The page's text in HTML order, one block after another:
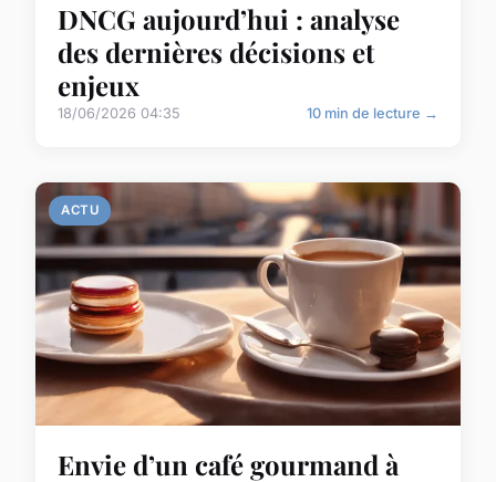
DNCG aujourd’hui : analyse
des dernières décisions et
enjeux
18/06/2026 04:35 10 min de lecture →
ACTU
Envie d’un café gourmand à